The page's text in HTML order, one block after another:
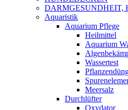
DARMGESUNDHEIT,
Aquaristik
Aquarium Pflege
Heilmittel
Aquarium
Wassertest
Meersalz
Durchlüfter
Oxydator